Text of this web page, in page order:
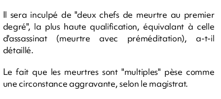
Il sera inculpé de "deux chefs de meurtre au premier
degré", la plus haute qualification, équivalant à celle
d'assassinat (meurtre avec préméditation), a-t-il
détaillé.
Le fait que les meurtres sont "multiples" pèse comme
une circonstance aggravante, selon le magistrat.